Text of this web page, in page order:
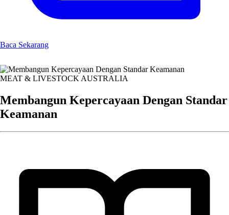
Baca Sekarang
MEAT & LIVESTOCK AUSTRALIA
Membangun Kepercayaan Dengan Standar
Keamanan